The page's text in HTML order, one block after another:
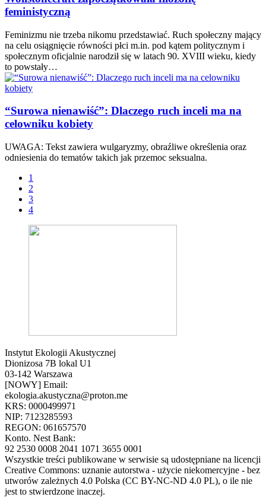
feministyczną
Feminizmu nie trzeba nikomu przedstawiać. Ruch społeczny mający
na celu osiągnięcie równości płci m.in. pod kątem politycznym i
społecznym oficjalnie narodził się w latach 90. XVIII wieku, kiedy
to powstały…
“Surowa nienawiść”: Dlaczego ruch inceli ma na
celowniku kobiety
UWAGA: Tekst zawiera wulgaryzmy, obraźliwe określenia oraz
odniesienia do tematów takich jak przemoc seksualna.
1
2
3
4
Instytut Ekologii Akustycznej
Dionizosa 7B lokal U1
03-142 Warszawa
[NOWY] Email:
ekologia.akustyczna@proton.me
KRS: 0000499971
NIP: 7123285593
REGON: 061657570
Konto. Nest Bank:
92 2530 0008 2041 1071 3655 0001
Wszystkie treści publikowane w serwisie są udostępniane na licencji
Creative Commons: uznanie autorstwa - użycie niekomercyjne - bez
utworów zależnych 4.0 Polska (CC BY-NC-ND 4.0 PL), o ile nie
jest to stwierdzone inaczej.